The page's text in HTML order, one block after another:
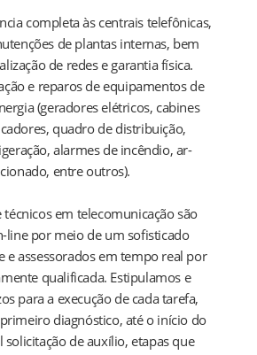
completa às centrais telefônicas,
de plantas internas, bem
de redes e garantia física.
e reparos de equipamentos de
(geradores elétricos, cabines
quadro de distribuição,
alarmes de incêndio, ar-
entre outros).
técnicos em telecomunicação são
line por meio de um sofisticado
e assessorados em tempo real por
qualificada. Estipulamos e
para a execução de cada tarefa,
diagnóstico, até o início do
solicitação de auxílio, etapas que